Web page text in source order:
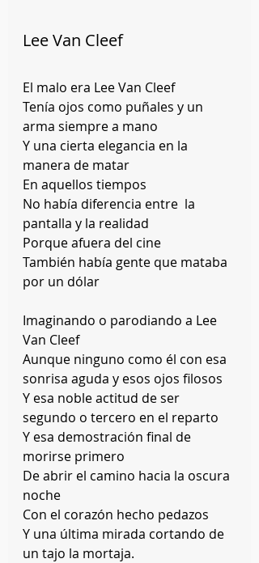
Lee Van Cleef
El malo era Lee Van Cleef
Tenía ojos como puñales y un
arma siempre a mano
Y una cierta elegancia en la
manera de matar
En aquellos tiempos
No había diferencia entre  la
pantalla y la realidad
Porque afuera del cine
También había gente que mataba
por un dólar
Imaginando o parodiando a Lee
Van Cleef
Aunque ninguno como él con esa
sonrisa aguda y esos ojos filosos
Y esa noble actitud de ser
segundo o tercero en el reparto
Y esa demostración final de
morirse primero
De abrir el camino hacia la oscura
noche
Con el corazón hecho pedazos
Y una última mirada cortando de
un tajo la mortaja.